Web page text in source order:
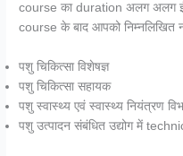
course का duration अलग अलग
course के बाद आपको निम्नलिखित
पशु चिकित्सा विशेषज्ञ
पशु चिकित्सा सहायक
पशु स्वास्थ्य एवं स्वास्थ्य नियंत्रण
पशु उत्पादन संबंधित उद्योग में